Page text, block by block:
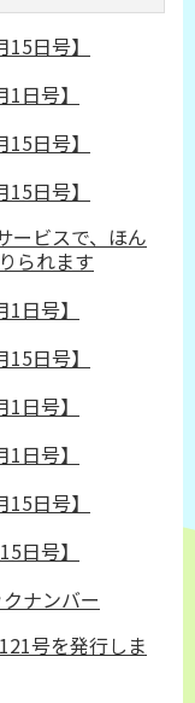
日号】
日号】
日号】
日号】
ビスで、ほん
られます
日号】
日号】
日号】
日号】
日号】
日号】
ナンバー
号を発行しま